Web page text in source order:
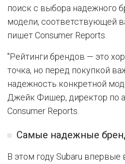
поиск с выбора надежного
модели, соответствующей
пишет Consumer Reports.
"Рейтинги брендов — это
точка, но перед покупкой
надежность конкретной
Джейк Фишер, директор по
Consumer Reports.
Самые надежные
В этом году Subaru впервые